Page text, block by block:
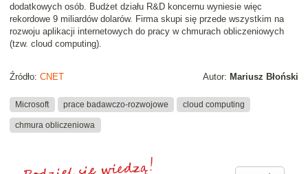
dodatkowych osób. Budżet działu R&D koncernu wyniesie więc
rekordowe 9 miliardów dolarów. Firma skupi się przede wszystkim na
rozwoju aplikacji internetowych do pracy w chmurach obliczeniowych
(tzw. cloud computing).
Autor: Mariusz Błoński
Źródło: CNET
Microsoft prace badawczo-rozwojowe cloud computing
chmura obliczeniowa